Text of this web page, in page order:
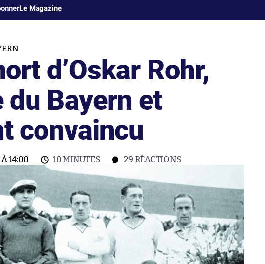
Le Magazine
d’Oskar Rohr,
du Bayern et
convaincu
14:00 10 MINUTES 29 RÉACTIONS